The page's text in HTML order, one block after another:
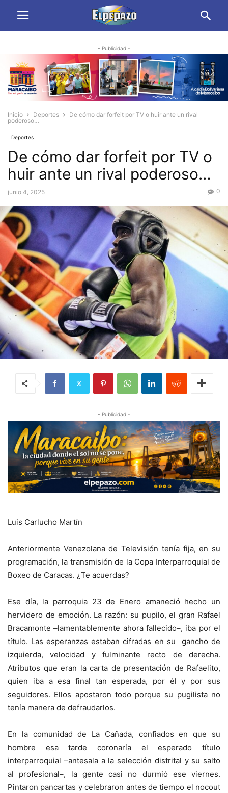
- Publicidad -
Inicio Deportes
De cómo dar forfeit por TV o huir ante un rival
poderoso…
Deportes
De cómo dar forfeit por TV o
huir ante un rival poderoso…
junio 4, 2025 0
- Publicidad -
Luis Carlucho Martín
Anteriormente Venezolana de Televisión tenía fija, en su
programación, la transmisión de la Copa Interparroquial de
Boxeo de Caracas. ¿Te acuerdas?
Ese día, la parroquia 23 de Enero amaneció hecho un
hervidero de emoción. La razón: su pupilo, el gran Rafael
Bracamonte –lamentablemente ahora fallecido–, iba por el
título. Las esperanzas estaban cifradas en su gancho de
izquierda, velocidad y fulminante recto de derecha.
Atributos que eran la carta de presentación de Rafaelito,
quien iba a esa final tan esperada, por él y por sus
seguidores. Ellos apostaron todo porque su pugilista no
tenía manera de defraudarlos.
En la comunidad de La Cañada, confiados en que su
hombre esa tarde coronaría el esperado título
interparroquial –antesala a la selección distrital y su salto
al profesional–, la gente casi no durmió ese viernes.
Pintaron pancartas y celebraron antes de tiempo el nocout